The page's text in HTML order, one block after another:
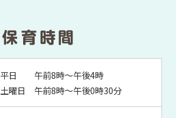
平日 午前8時～午後4時
土曜日 午前8時～午後0時30分